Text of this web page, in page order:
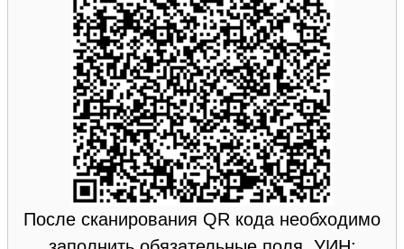
После сканирования QR кода необходимо